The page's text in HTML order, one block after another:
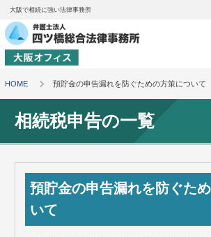
大阪で相続に強い法律事務所
HOME 預貯金の申告漏れを防ぐための方策について
相続税申告の一覧
預貯金の申告漏れを防ぐた
いて